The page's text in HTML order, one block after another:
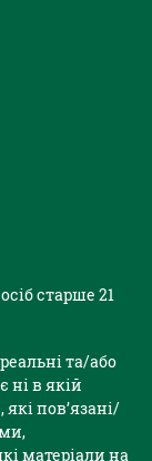
старше 21
та/або
ні в якій
пов’язані/
матеріали на